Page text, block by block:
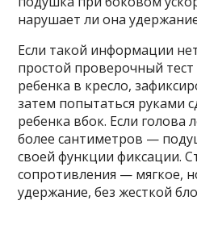
нарушает ли она
Если такой информации
простой проверочный тест
ребенка в кресло,
затем попытаться руками
ребенка вбок. Если голова
более сантиметров —
своей функции фиксации.
сопротивления — мягкое,
удержание, без жесткой